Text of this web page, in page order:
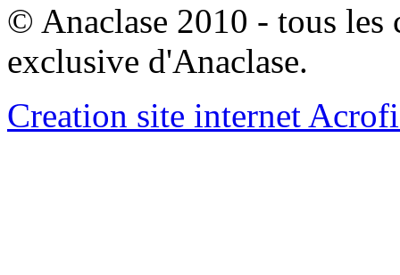
© Anaclase 2010 - tous les
exclusive d'Anaclase.
Creation site internet